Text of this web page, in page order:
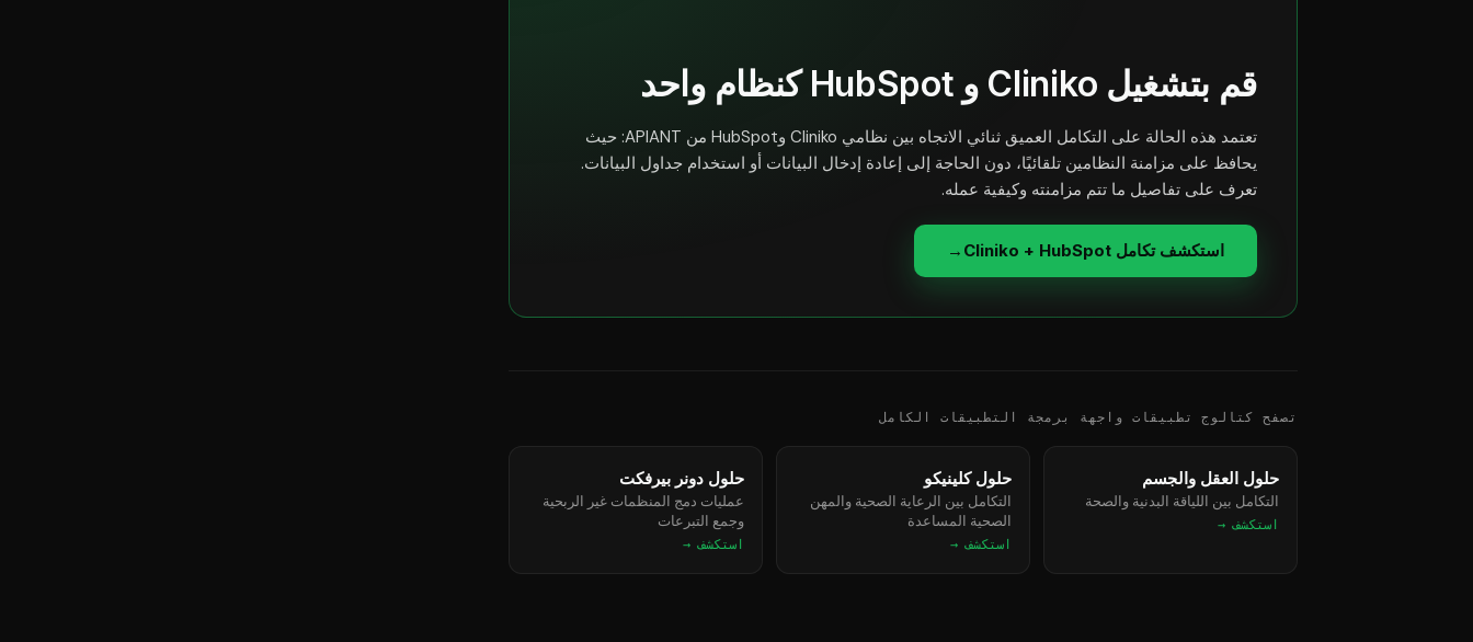
قم بتشغيل Cliniko و HubSpot كنظام واحد
تعتمد هذه الحالة على التكامل العميق ثنائي الاتجاه بين نظامي Cliniko وHubSpot من APIANT: حيث
يحافظ على مزامنة النظامين تلقائيًا، دون الحاجة إلى إعادة إدخال البيانات أو استخدام جداول البيانات.
تعرف على تفاصيل ما تتم مزامنته وكيفية عمله.
استكشف تكامل Cliniko + HubSpot →
تصفح كتالوج تطبيقات واجهة برمجة التطبيقات الكامل
حلول العقل والجسم
التكامل بين اللياقة البدنية والصحة
استكشف →
حلول كلينيكو
التكامل بين الرعاية الصحية والمهن
الصحية المساعدة
استكشف →
حلول دونر بيرفكت
عمليات دمج المنظمات غير الربحية
وجمع التبرعات
استكشف →